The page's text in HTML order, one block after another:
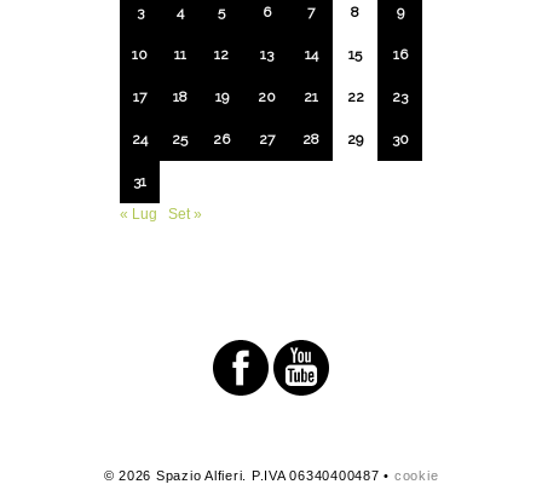
3 4 5 6 7 8 9
10 11 12 13 14 15 16
17 18 19 20 21 22 23
24 25 26 27 28 29 30
31
« Lug
Set »
© 2026 Spazio Alfieri. P.IVA 06340400487 • cookie